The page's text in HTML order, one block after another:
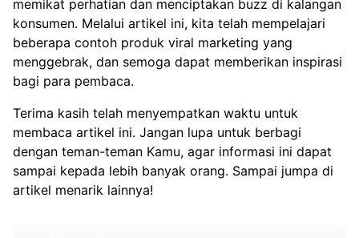
memikat perhatian dan menciptakan buzz di kalangan
konsumen. Melalui artikel ini, kita telah mempelajari
beberapa contoh produk viral marketing yang
menggebrak, dan semoga dapat memberikan inspirasi
bagi para pembaca.
Terima kasih telah menyempatkan waktu untuk
membaca artikel ini. Jangan lupa untuk berbagi
dengan teman-teman Kamu, agar informasi ini dapat
sampai kepada lebih banyak orang. Sampai jumpa di
artikel menarik lainnya!